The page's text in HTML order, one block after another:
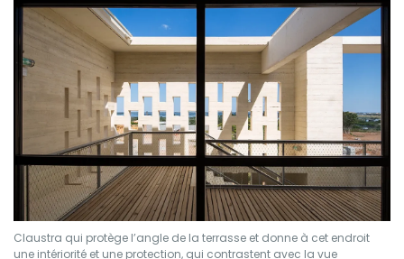
Claustra qui protège l’angle de la terrasse et donne à cet endroit
une intériorité et une protection, qui contrastent avec la vue